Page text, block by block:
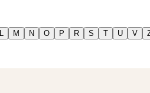
L M N O P R S T U V